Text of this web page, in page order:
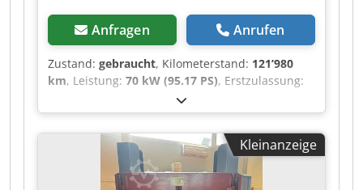
Anfragen Anrufen
Zustand: gebraucht, Kilometerstand: 121’980
km, Leistung: 70 kW (95.17 PS), Erstzulassung:
Diesel
kg, maximales Ladegewicht:950 kg,
Gesamtgewicht:3’500 kg, Achsen-Konfiguration:
, Radstand:4’325 mm, Kraftstoff:Diesel, CO₂-
259 g/km, Kraftstoffverbrauch
(innerorts):11.1 l/100km, Kraftstoffverbrauch
Kleinanzeige